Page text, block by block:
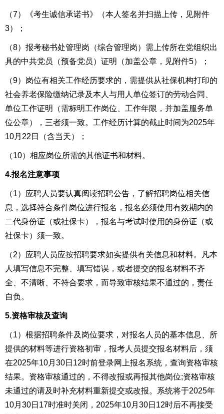
（7）《考生诚信承诺书》（本人签名并扫描上传，见附件
3）；
（8）报考秘书处管理岗（综合管理岗）需上传所在党组织出
具的中共党员（预备党员）证明（加盖公章，见附件5）；
（9） 岗位有相关工作经历要求的，需提供从社保机构打印的
社会养老保险缴纳记录及本人与用人单位签订的劳动合同、
单位工作证明（需标明工作岗位、工作年限，并加盖服务单
位公章），三者须一致。工作经历计算的截止时间为2025年
10月 22 日（含当天） ；
（10） 相应岗位所需的其他证书和材料。
4.报名注意事项
（1）应聘人员要认真阅读招聘公告，了解招聘岗位相关信
息，选择符合条件岗位进行报名，报名必须使用有效期内的
二代身份证（或社保卡），报名与考试时使用的身份证（或
社保卡）须一致。
（2）应聘人员应按招聘要求如实提供有关信息和材料。凡本
人填写信息不完整、填写错误，或者提交的报名材料不齐
全、不清晰、不符合要求，而导致审核结果不通过的，责任
自负 。
5.资格审核及查询
（1）根据招聘条件及岗位要求，对报名人员的基本信息、所
提供的材料等进行资格初审，报考人员提交报名材料后，须
在2025年10月 30日12时前登录网上报名系统，查询资格审核
结果。资格审核通过的，不得改报或再报其他岗位;资格审核
未通过的请及时补充材料重新提交或改报。 系统将于2025年
10月 30日17时准时关闭 ， 2025年10月 30日12时后不再接受